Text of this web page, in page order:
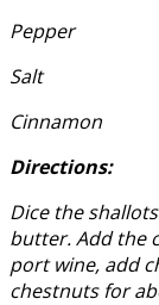
Pepper
Salt
Cinnamon
Directions:
Dice the
butter. Add the
port wine, add
chestnuts for